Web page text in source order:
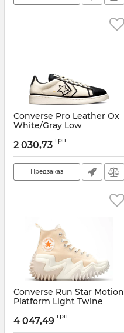
Converse Pro Leather Ox
White/Gray Low
2 030,73 грн
Предзаказ
Converse Run Star Motion
Platform Light Twine
4 047,49 грн